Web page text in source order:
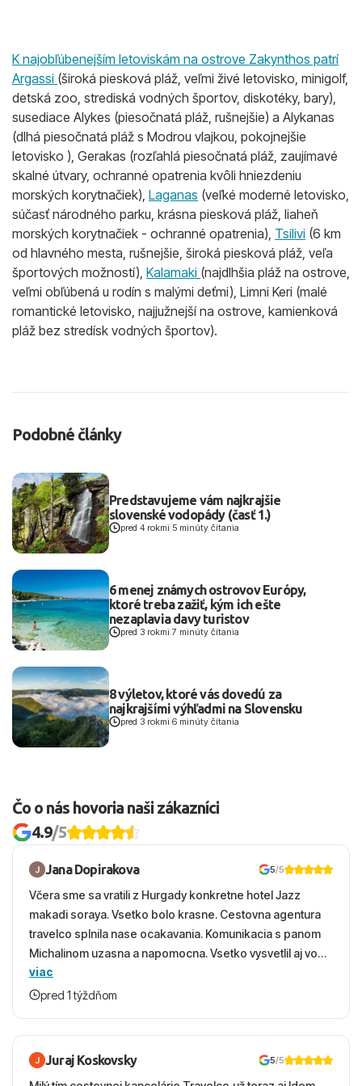
K najobľúbenejším letoviskám na ostrove Zakynthos patrí
Argassi (široká piesková pláž, veľmi živé letovisko, minigolf,
detská zoo, strediská vodných športov, diskotéky, bary),
susediace Alykes (piesočnatá pláž, rušnejšie) a Alykanas
(dlhá piesočnatá pláž s Modrou vlajkou, pokojnejšie
letovisko ), Gerakas (rozľahlá piesočnatá pláž, zaujímavé
skalné útvary, ochranné opatrenia kvôli hniezdeniu
morských korytnačiek), Laganas (veľké moderné letovisko,
súčasť národného parku, krásna piesková pláž, liaheň
morských korytnačiek - ochranné opatrenia), Tsilivi (6 km
od hlavného mesta, rušnejšie, široká piesková pláž, veľa
športových možností), Kalamaki (najdlhšia pláž na ostrove,
veľmi obľúbená u rodín s malými deťmi), Limni Keri (malé
romantické letovisko, najjužnejší na ostrove, kamienková
pláž bez stredísk vodných športov).
Podobné články
Predstavujeme vám najkrajšie
slovenské vodopády (časť 1.)
pred 4 rokmi 5 minúty čítania
6 menej známych ostrovov Európy,
ktoré treba zažiť, kým ich ešte
nezaplavia davy turistov
pred 3 rokmi |7 minúty čítania
8 výletov, ktoré vás dovedú za
najkrajšími výhľadmi na Slovensku
pred 3 rokmi 6 minúty čítania
Čo o nás hovoria naši zákazníci
4.9/5
Jana Dopirakova 5/5
Včera sme sa vratili z Hurgady konkretne hotel Jazz
makadi soraya. Vsetko bolo krasne. Cestovna agentura
travelco splnila nase ocakavania. Komunikacia s panom
Michalinom uzasna a napomocna. Vsetko vysvetlil aj vo
vecernych hodinach zaco sa ospravedlnujem. Hotel
krasny, cisty. Sluzby top. Strava, prostredie, more,
viac
pred 1 týždňom
Juraj Koskovsky 5/5